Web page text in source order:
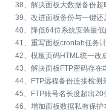
38、解决面板大数据备份超
39、改进面板备份与一键还
40、降低64位系统安装最低
41、重写面板crontab任务计
42、模板页码HTML统一改
43、解决面板FTP密码存在#
44、FTP远程备份连接检测
45、FTP账号名长度超出
46、增加面板数据私有保护